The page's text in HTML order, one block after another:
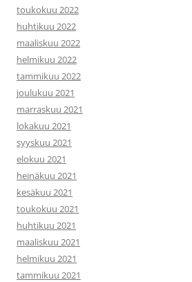
toukokuu 2022
huhtikuu 2022
maaliskuu 2022
helmikuu 2022
tammikuu 2022
joulukuu 2021
marraskuu 2021
lokakuu 2021
syyskuu 2021
elokuu 2021
heinäkuu 2021
kesäkuu 2021
toukokuu 2021
huhtikuu 2021
maaliskuu 2021
helmikuu 2021
tammikuu 2021